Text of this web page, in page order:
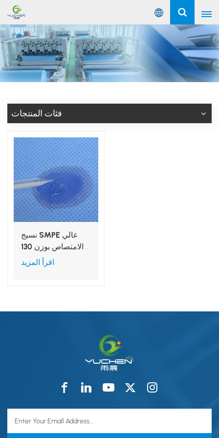
عربي
English
Русский
Español
فئات المنتجات
نسيج SMPE عالي
الامتصاص بوزن 130
جرامًا للمتر المربع
كجزء مقوى للغطاء
اقرأ المزيد